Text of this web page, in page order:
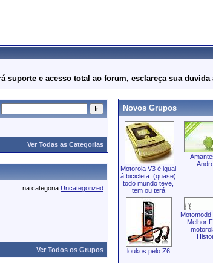
e acesso total ao forum, esclareça sua duvida
Ver Todas as Categorias
na categoria Uncategorized
Ver Todos os Grupos
Novos Grupos
Motorola V3 é igual
á bicicleta: (quase)
todo mundo teve,
tem ou terá
loukos pelo Z6
Motomodd
Melhor